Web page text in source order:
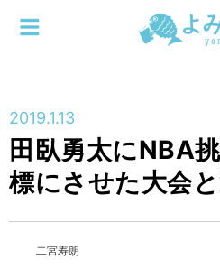
連
検索す
メニューを
2019.1.13
田臥勇太にNBA
標にさせた大会
二宮寿朗